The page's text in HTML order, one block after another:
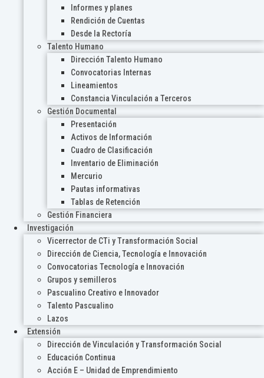
Informes y planes
Rendición de Cuentas
Desde la Rectoría
Talento Humano
Dirección Talento Humano
Convocatorias Internas
Lineamientos
Constancia Vinculación a Terceros
Gestión Documental
Presentación
Activos de Información
Cuadro de Clasificación
Inventario de Eliminación
Mercurio
Pautas informativas
Tablas de Retención
Gestión Financiera
Investigación
Vicerrector de CTi y Transformación Social
Dirección de Ciencia, Tecnología e Innovación
Convocatorias Tecnología e Innovación
Grupos y semilleros
Pascualino Creativo e Innovador
Talento Pascualino
Lazos
Extensión
Dirección de Vinculación y Transformación Social
Educación Continua
Acción E – Unidad de Emprendimiento